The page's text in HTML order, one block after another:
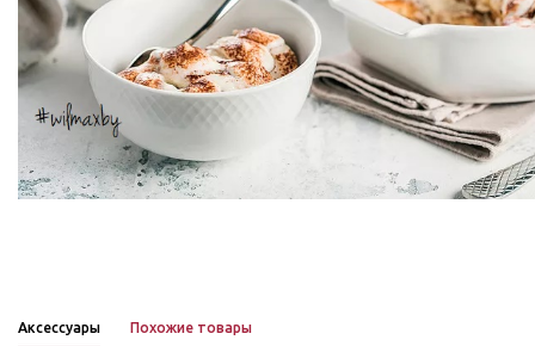
Аксессуары Похожие товары